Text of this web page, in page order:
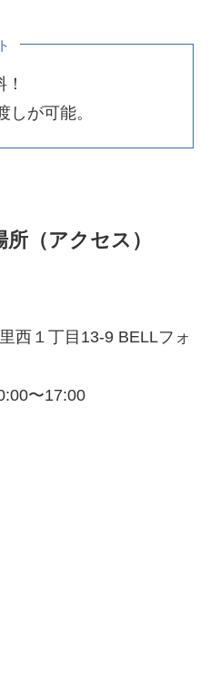
しが可能。
（アクセス）
西１丁目13-9 BELLフォ
〜17:00